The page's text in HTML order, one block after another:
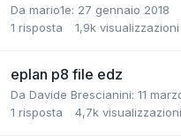
Da mario1e: 27 gennaio 2018
1 risposta 1,9k visualizzazioni
eplan p8 file edz
Da Davide Brescianini: 11
1 risposta 4,7k visualizzazioni